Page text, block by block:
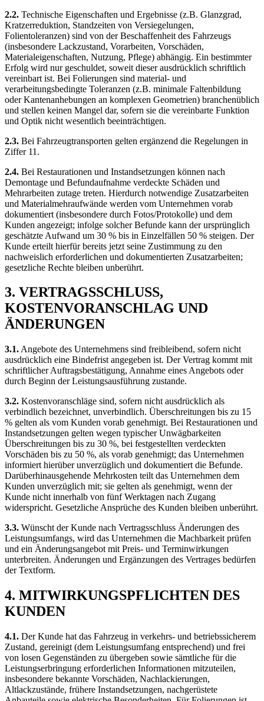
2.2. Technische Eigenschaften und Ergebnisse (z.B. Glanzgrad,
Kratzerreduktion, Standzeiten von Versiegelungen,
Folientoleranzen) sind von der Beschaffenheit des Fahrzeugs
(insbesondere Lackzustand, Vorarbeiten, Vorschäden,
Materialeigenschaften, Nutzung, Pflege) abhängig. Ein bestimmter
Erfolg wird nur geschuldet, soweit dieser ausdrücklich schriftlich
vereinbart ist. Bei Folierungen sind material- und
verarbeitungsbedingte Toleranzen (z.B. minimale Faltenbildung
oder Kantenanhebungen an komplexen Geometrien) branchenüblich
und stellen keinen Mangel dar, sofern sie die vereinbarte Funktion
und Optik nicht wesentlich beeinträchtigen.
2.3. Bei Fahrzeugtransporten gelten ergänzend die Regelungen in
Ziffer 11.
2.4. Bei Restaurationen und Instandsetzungen können nach
Demontage und Befundaufnahme verdeckte Schäden und
Mehrarbeiten zutage treten. Hierdurch notwendige Zusatzarbeiten
und Materialmehraufwände werden vom Unternehmen vorab
dokumentiert (insbesondere durch Fotos/Protokolle) und dem
Kunden angezeigt; infolge solcher Befunde kann der ursprünglich
geschätzte Aufwand um 30 % bis in Einzelfällen 50 % steigen. Der
Kunde erteilt hierfür bereits jetzt seine Zustimmung zu den
nachweislich erforderlichen und dokumentierten Zusatzarbeiten;
gesetzliche Rechte bleiben unberührt.
3. VERTRAGSSCHLUSS,
KOSTENVORANSCHLAG UND
ÄNDERUNGEN
3.1. Angebote des Unternehmens sind freibleibend, sofern nicht
ausdrücklich eine Bindefrist angegeben ist. Der Vertrag kommt mit
schriftlicher Auftragsbestätigung, Annahme eines Angebots oder
durch Beginn der Leistungsausführung zustande.
3.2. Kostenvoranschläge sind, sofern nicht ausdrücklich als
verbindlich bezeichnet, unverbindlich. Überschreitungen bis zu 15
% gelten als vom Kunden vorab genehmigt. Bei Restaurationen und
Instandsetzungen gelten wegen typischer Unwägbarkeiten
Überschreitungen bis zu 30 %, bei festgestellten verdeckten
Vorschäden bis zu 50 %, als vorab genehmigt; das Unternehmen
informiert hierüber unverzüglich und dokumentiert die Befunde.
Darüberhinausgehende Mehrkosten teilt das Unternehmen dem
Kunden unverzüglich mit; sie gelten als genehmigt, wenn der
Kunde nicht innerhalb von fünf Werktagen nach Zugang
widerspricht. Gesetzliche Ansprüche des Kunden bleiben unberührt.
3.3. Wünscht der Kunde nach Vertragsschluss Änderungen des
Leistungsumfangs, wird das Unternehmen die Machbarkeit prüfen
und ein Änderungsangebot mit Preis- und Terminwirkungen
unterbreiten. Änderungen und Ergänzungen des Vertrages bedürfen
der Textform.
4. MITWIRKUNGSPFLICHTEN DES
KUNDEN
4.1. Der Kunde hat das Fahrzeug in verkehrs- und betriebssicherem
Zustand, gereinigt (dem Leistungsumfang entsprechend) und frei
von losen Gegenständen zu übergeben sowie sämtliche für die
Leistungserbringung erforderlichen Informationen mitzuteilen,
insbesondere bekannte Vorschäden, Nachlackierungen,
Altlackzustände, frühere Instandsetzungen, nachgerüstete